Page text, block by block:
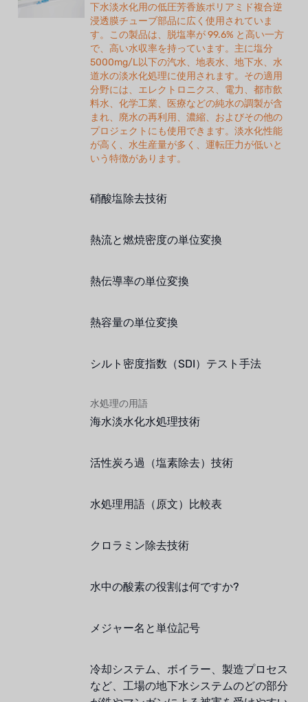
下水淡水化用の低圧芳香族ポリアミド複合逆
浸透膜チューブ部品に広く使用されていま
す。この製品は、脱塩率が 99.6% と高い一方
で、高い水収率を持っています。主に塩分
5000mg/L以下の汽水、地表水、地下水、水
道水の淡水化処理に使用されます。その適用
分野には、エレクトロニクス、電力、都市飲
料水、化学工業、医療などの純水の調製が含
まれ、廃水の再利用、濃縮、およびその他の
プロジェクトにも使用できます。淡水化性能
が高く、水生産量が多く、運転圧力が低いと
いう特徴があります。
硝酸塩除去技術
熱流と燃焼密度の単位変換
熱伝導率の単位変換
熱容量の単位変換
シルト密度指数（SDI）テスト手法
水処理の用語
海水淡水化水処理技術
活性炭ろ過（塩素除去）技術
水処理用語（原文）比較表
クロラミン除去技術
水中の酸素の役割は何ですか?
メジャー名と単位記号
冷却システム、ボイラー、製造プロセス
など、工場の地下水システムのどの部分